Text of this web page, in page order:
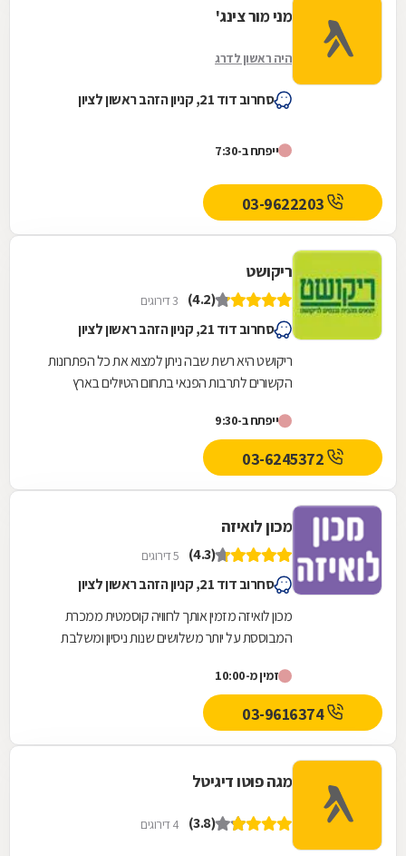
מני מור צינג'
היה ראשון לדרג
סחרוב דוד 21, קניון הזהב ראשון לציון
ייפתח ב-7:30
03-9622203
ריקושט
(4.2) 3 דירוגים
סחרוב דוד 21, קניון הזהב ראשון לציון
ריקושט היא רשת שבה ניתן למצוא את כל הפתרונות
הקשורים לתרבות הפנאי בתחום הטיולים בארץ
ייפתח ב-9:30
מכון לואיזה
(4.3) 5 דירוגים
סחרוב דוד 21, קניון הזהב ראשון לציון
מכון לואיזה מזמין אותך לחוויה קוסמטית ממכרת
המבוססת על יותר משלושים שנות ניסיון ומשלבת
ומפנק...
זמין מ-10:00
03-9616374
מגה פוטו דיגיטל
(3.8) 4 דירוגים